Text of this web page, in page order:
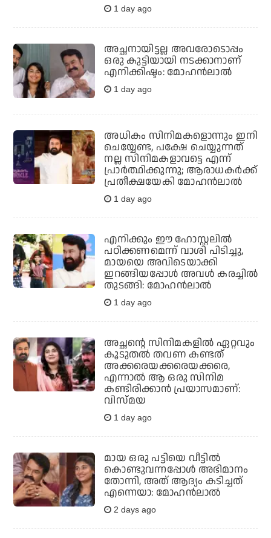
1 day ago
അച്ഛനായിട്ടല്ല അവരോടൊപ്പം
ഒരു കുട്ടിയായി നടക്കാനാണ്
എനിക്കിഷ്ടം: മോഹൻലാൽ
1 day ago
അധികം സിനിമകളൊന്നും ഇനി
ചെയ്യേണ്ട, പക്ഷേ ചെയ്യുന്നത്
നല്ല സിനിമകളാവട്ടെ എന്ന്
പ്രാര്‍ത്ഥിക്കുന്നു; ആരാധകര്‍ക്ക്
പ്രതീക്ഷയേകി മോഹന്‍ലാല്‍
1 day ago
എനിക്കും ഈ ഹോസ്റ്റലില്‍
പഠിക്കണമെന്ന് വാശി പിടിച്ചു,
മായയെ അവിടെയാക്കി
ഇറങ്ങിയപ്പോള്‍ അവള്‍ കരച്ചില്‍
തുടങ്ങി: മോഹന്‍ലാല്‍
1 day ago
അച്ഛന്റെ സിനിമകളില്‍ ഏറ്റവും
കൂടുതല്‍ തവണ കണ്ടത്
അക്കരെയക്കരെയക്കരെ,
എന്നാല്‍ ആ ഒരു സിനിമ
കണ്ടിരിക്കാന്‍ പ്രയാസമാണ്:
വിസ്മയ
1 day ago
മായ ഒരു പട്ടിയെ വീട്ടില്‍
കൊണ്ടുവന്നപ്പോള്‍ അഭിമാനം
തോന്നി, അത് ആദ്യം കടിച്ചത്
എന്നെയാ: മോഹന്‍ലാല്‍
2 days ago